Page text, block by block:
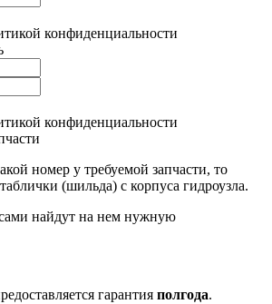
конфиденциальности
конфиденциальности
номер у требуемой запчасти, то
(шильда) с корпуса гидроузла.
найдут на нем нужную
гарантия полгода.